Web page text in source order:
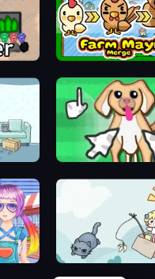
Farm Mayhem Merge
Doggo Clicker
Find Cat 2